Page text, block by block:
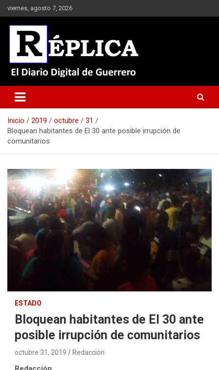
Saltar
al
contenido
viernes, agosto 7, 2026
Réplica
Inicio 2019 octubre
31
Bloquean habitantes de El 30 ante posible irrupción de
comunitarios
ESTADO
Bloquean habitantes de El 30 ante
posible irrupción de comunitarios
octubre 31, 2019 Redacción